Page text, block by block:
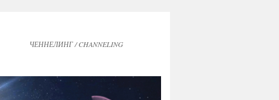
ЧЕННЕЛИНГ / CHANNELING